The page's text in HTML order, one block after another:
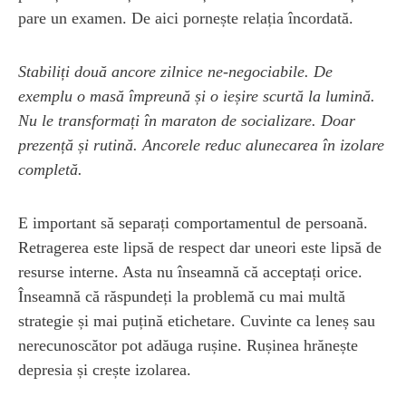
pare un examen. De aici pornește relația încordată.
Stabiliți două ancore zilnice ne-negociabile. De
exemplu o masă împreună și o ieșire scurtă la lumină.
Nu le transformați în maraton de socializare. Doar
prezență și rutină. Ancorele reduc alunecarea în izolare
completă.
E important să separați comportamentul de persoană.
Retragerea este lipsă de respect dar uneori este lipsă de
resurse interne. Asta nu înseamnă că acceptați orice.
Înseamnă că răspundeți la problemă cu mai multă
strategie și mai puțină etichetare. Cuvinte ca leneș sau
nerecunoscător pot adăuga rușine. Rușinea hrănește
depresia și crește izolarea.